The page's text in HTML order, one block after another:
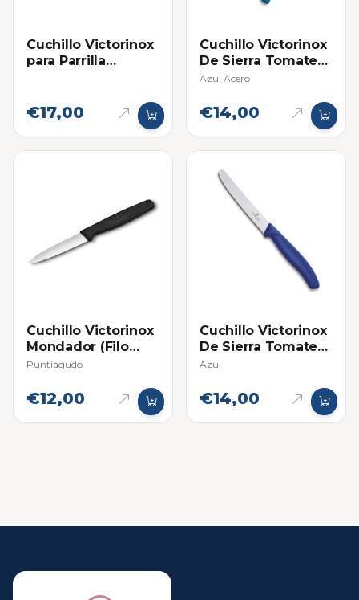
Cuchillo Victorinox
para Parrilla
€17,00
Cuchillo Victorinox
De Sierra Tomatero
- Individual
Azul Acero
€14,00
Cuchillo Victorinox
Mondador (Filo
Liso) - Individual
Puntiagudo
€12,00
Cuchillo Victorinox
De Sierra Tomatero
- Individual
Azul
€14,00